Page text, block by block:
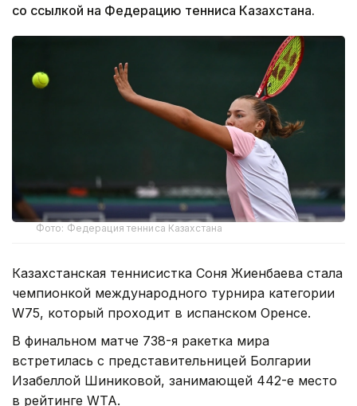
со ссылкой на Федерацию тенниса Казахстана.
Фото: Федерация тенниса Казахстана
Казахстанская теннисистка Соня Жиенбаева стала
чемпионкой международного турнира категории
W75, который проходит в испанском Оренсе.
В финальном матче 738-я ракетка мира
встретилась с представительницей Болгарии
Изабеллой Шиниковой, занимающей 442-е место
в рейтинге WTA.